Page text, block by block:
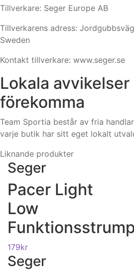
Tillverkare: Seger Europe AB
Tillverkarens adress:
Sweden
Kontakt tillverkare: www.seger.se
Lokala avvikelser
förekomma
Team Sportia består av fria
varje butik har sitt eget lokalt
Liknande produkter
Seger
Pacer Light
Low
179kr
Seger